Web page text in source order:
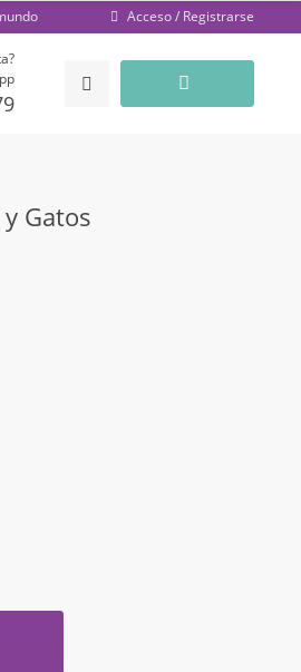
Acceso / Registrarse
Gatos